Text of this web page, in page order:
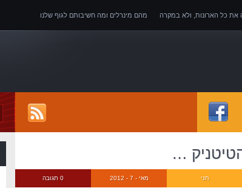
את כל הארונות, ולא במקרה מהם מינרלים ומה חשיבותם לגוף שלנו
…
0 תגובה מאי - 7 - 2012 חני